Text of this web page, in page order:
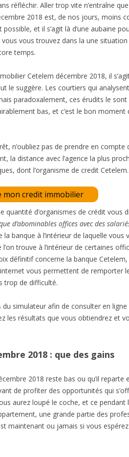
réfléchir. Aller trop vite n’entraîne
2018 est, de nos jours, moins
et il s’agit là d’une aubaine
vous trouvez dans la une situation
temps.
Cetelem décembre 2018, il
le suggère. Les courtiers qui
paradoxalement, ces érudits le sont
bas, et c’est le bon moment
n’oubliez pas de prendre en compte
la distance avec l’agence la plus
dont l’organisme de credit Cetelem.
mon credit immobilier
quantité d’organismes de crédit vous
d’abominables offices avec des
banque à l’intérieur de laquelle vous
trouve à l’intérieur de certaines
définitif concerne la banque
vous permettent de remporter
trop de difficulté.
simulateur afin de consulter en
les résultats que vous obtiendrez et
2018 : que des gains
2018 reste bas ou qu’il reparte
de profiter des opportunités qui
aurez loupé le coche, et ce pendant
une grande partie des
maintenant ou jamais si vous espérez